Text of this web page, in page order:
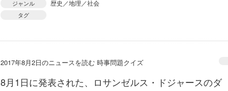
ジャンル 歴史／地理／社会
タグ
2017年8月2日のニュースを読む 時事問題クイズ
8月1日に発表された、ロサンゼルス・ドジャースのダ